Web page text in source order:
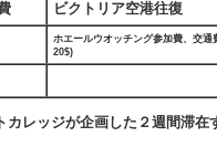
ビクトリア空港往復
ホエールウオッチング参加費、交通
20$)
カレッジが企画した２週間滞